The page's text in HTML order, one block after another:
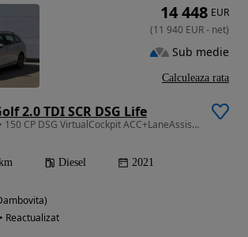
2.0 TDI SCR DSG Life
1968 cm3 • 150 CP • 150 CP DSG VirtualCockpit ACC+LaneAssist Jante17" IstoricService
Diesel 2021
Reactualizat
14 448 EUR
(11 940 EUR- net)
Sub medie
Calculeaza rata